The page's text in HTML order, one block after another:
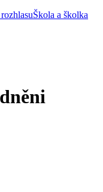
Škola a školka